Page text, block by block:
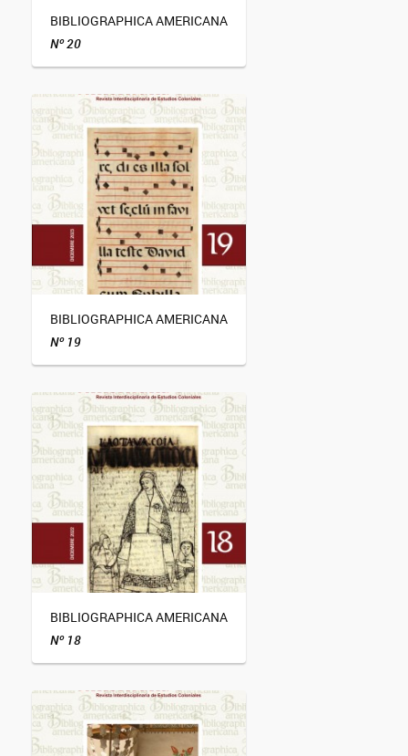
BIBLIOGRAPHICA AMERICANA
Nº 20
BIBLIOGRAPHICA AMERICANA
Nº 19
BIBLIOGRAPHICA AMERICANA
Nº 18